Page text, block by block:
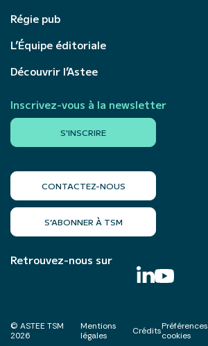
Régie pub
L’Équipe éditoriale
Découvrir l’Astee
Inscrivez-vous à la newsletter
S'INSCRIRE
CONTACTEZ-NOUS
S’ABONNER À TSM
Retrouvez-nous sur
© ASTEE TSM
2026
Mentions
légales
CréditsPréférences
cookies